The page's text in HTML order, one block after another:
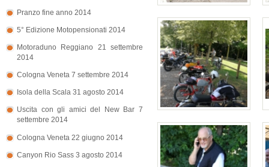
Pranzo fine anno 2014
5° Edizione Motopensionati 2014
Motoraduno Reggiano 21 settembre
2014
Cologna Veneta 7 settembre 2014
Isola della Scala 31 agosto 2014
Uscita con gli amici del New Bar 7
settembre 2014
Cologna Veneta 22 giugno 2014
Canyon Rio Sass 3 agosto 2014